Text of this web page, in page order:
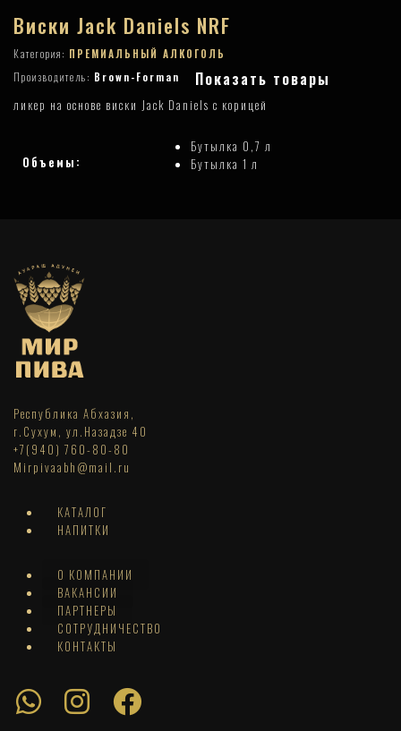
Виски Jack Daniels NRF
Категория: ПРЕМИАЛЬНЫЙ АЛКОГОЛЬ
Производитель: Brown-Forman Показать товары
ликер на основе виски Jack Daniels с корицей
Объемы:
Бутылка 0,7 л
Бутылка 1 л
Республика Абхазия,
г.Сухум, ул.Назадзе 40
+7(940) 760-80-80
Mirpivaabh@mail.ru
КАТАЛОГ
НАПИТКИ
О КОМПАНИИ
ВАКАНСИИ
ПАРТНЕРЫ
СОТРУДНИЧЕСТВО
КОНТАКТЫ